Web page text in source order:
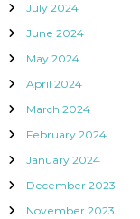
July 2024
June 2024
May 2024
April 2024
March 2024
February 2024
January 2024
December 2023
November 2023